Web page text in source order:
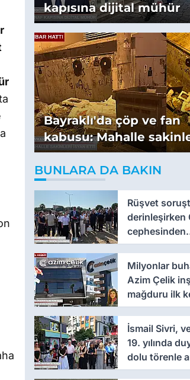
kapısına dijital mühür
Bayraklı'da çöp ve fan
kabusu: Mahalle
isyan etti
BUNLARA DA BAKIN
Rüşvet
derinleşirken
cephesinden
'montaj'
Milyonlar
Azim Çelik
mağduru ilk
konuştu
İsmail Sivri,
19. yılında
dolu törenle